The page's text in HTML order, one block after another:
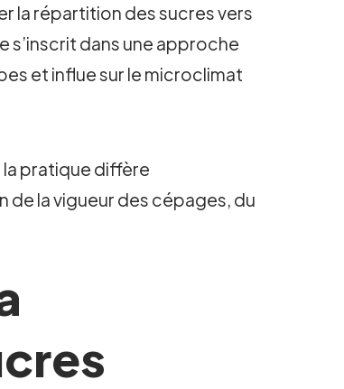
la répartition des sucres vers
s’inscrit dans une approche
et influe sur le microclimat
la pratique diffère
de la vigueur des cépages, du